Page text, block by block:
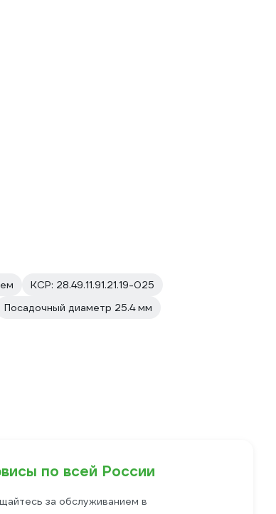
КСР: 28.49.11.91.21.19-025
Посадочный диаметр 25.4 мм
по всей России
за обслуживанием в